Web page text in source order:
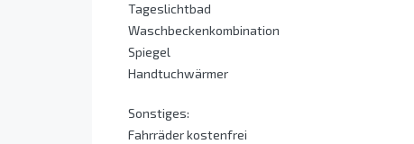
Tageslichtbad
Waschbeckenkombination
Spiegel
Handtuchwärmer
Sonstiges:
Fahrräder kostenfrei